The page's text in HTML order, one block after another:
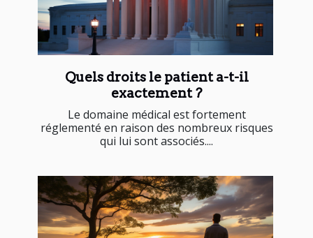
Quels droits le patient a-t-il
exactement ?
Le domaine médical est fortement
réglementé en raison des nombreux risques
qui lui sont associés....